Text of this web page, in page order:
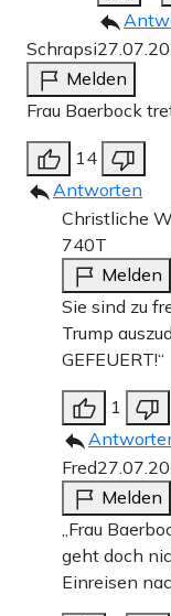
Schrapsi
Melden
Frau Baerbock
14
Antworten
Christliche
740T
Melden
Sie sind zu
Trump
GEFEUERT!“
1
Fred
Melden
„Frau
geht doch
Einreisen